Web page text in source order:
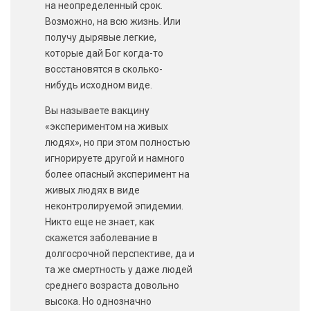
на неопределенный срок.
Возможно, на всю жизнь. Или
получу дырявые легкие,
которые дай Бог когда-то
восстановятся в сколько-
нибудь исходном виде.
Вы называете вакцину
«экспериментом на живых
людях», но при этом полностью
игнорируете другой и намного
более опасный эксперимент на
живых людях в виде
неконтролируемой эпидемии.
Никто еще не знает, как
скажется заболевание в
долгосрочной перспективе, да и
та же смертность у даже людей
среднего возраста довольно
высока. Но однозначно